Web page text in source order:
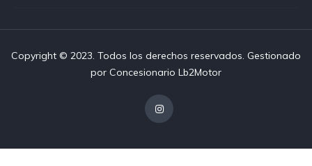
Copyright © 2023. Todos los derechos reservados. Gestionado
por Concesionario Lb2Motor